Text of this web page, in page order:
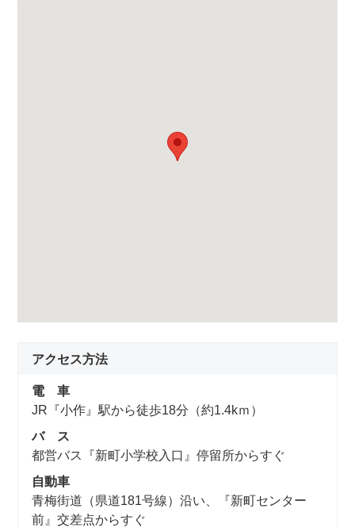
アクセス方法
電 車
JR『小作』駅から徒歩18分（約1.4kｍ）
バ ス
都営バス『新町小学校入口』停留所からすぐ
自動車
青梅街道（県道181号線）沿い、『新町センター
前』交差点からすぐ